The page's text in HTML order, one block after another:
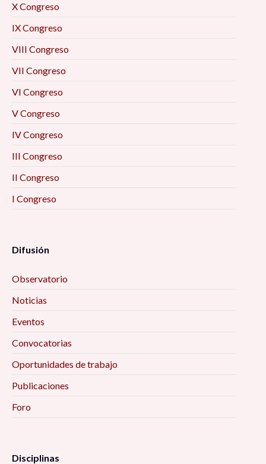
X Congreso
IX Congreso
VIII Congreso
VII Congreso
VI Congreso
V Congreso
IV Congreso
III Congreso
II Congreso
I Congreso
Difusión
Observatorio
Noticias
Eventos
Convocatorias
Oportunidades de trabajo
Publicaciones
Foro
Disciplinas